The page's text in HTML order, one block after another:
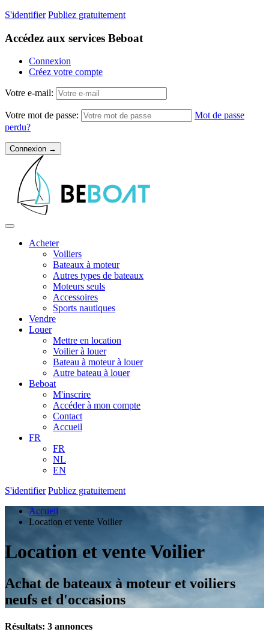
S'identifier Publiez gratuitement
Accédez aux services Beboat
Connexion
Créez votre compte
Votre e-mail:
Votre mot de passe:
Mot de passe
perdu?
Acheter
Voiliers
Bateaux à moteur
Autres types de bateaux
Moteurs seuls
Accessoires
Sports nautiques
Vendre
Louer
Mettre en location
Voilier à louer
Bateau à moteur à louer
Autre bateau à louer
Beboat
M'inscrire
Accéder à mon compte
Contact
Accueil
FR
FR
NL
EN
S'identifier Publiez gratuitement
Accueil
Location et vente Voilier
Location et vente Voilier
Achat de bateaux à moteur et voiliers
neufs et d'occasions
Résultats: 3 annonces